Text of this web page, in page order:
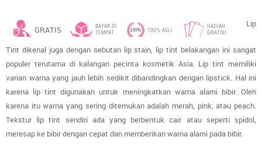
GRATIS
ONGKIR*
BAYAR DI
TEMPAT
100% ASLI
HADIAH
GRATIS!
Lip
Tint dikenal juga dengan sebutan lip stain, lip tint belakangan ini sangat
populer terutama di kalangan pecinta kosmetik Asia. Lip tint memiliki
varian warna yang jauh lebih sedikit dibandingkan dengan lipstick. Hal ini
karena lip tint digunakan untuk meningkatkan warna alami bibir. Oleh
karena itu warna yang sering ditemukan adalah merah, pink, atau peach.
Tekstur lip tint sendiri ada yang berbentuk cair atau seperti spidol,
meresap ke bibir dengan cepat dan memberikan warna alami pada bibir.